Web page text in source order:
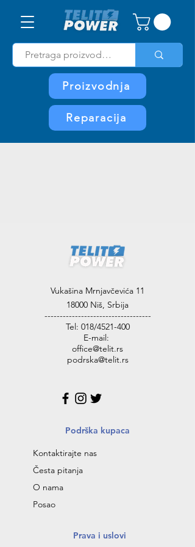
Proizvodnja
Reparacija
Transakcija u toku
Vukašina Mrnjavčevića 11
18000 Niš, Srbija
-----------------------------------
Tel: 018/4521-400
E-mail:
office@telit.rs
podrska@telit.rs
Podrška kupaca
Kontaktirajte nas
Česta pitanja
O nama
Posao
Prava i uslovi